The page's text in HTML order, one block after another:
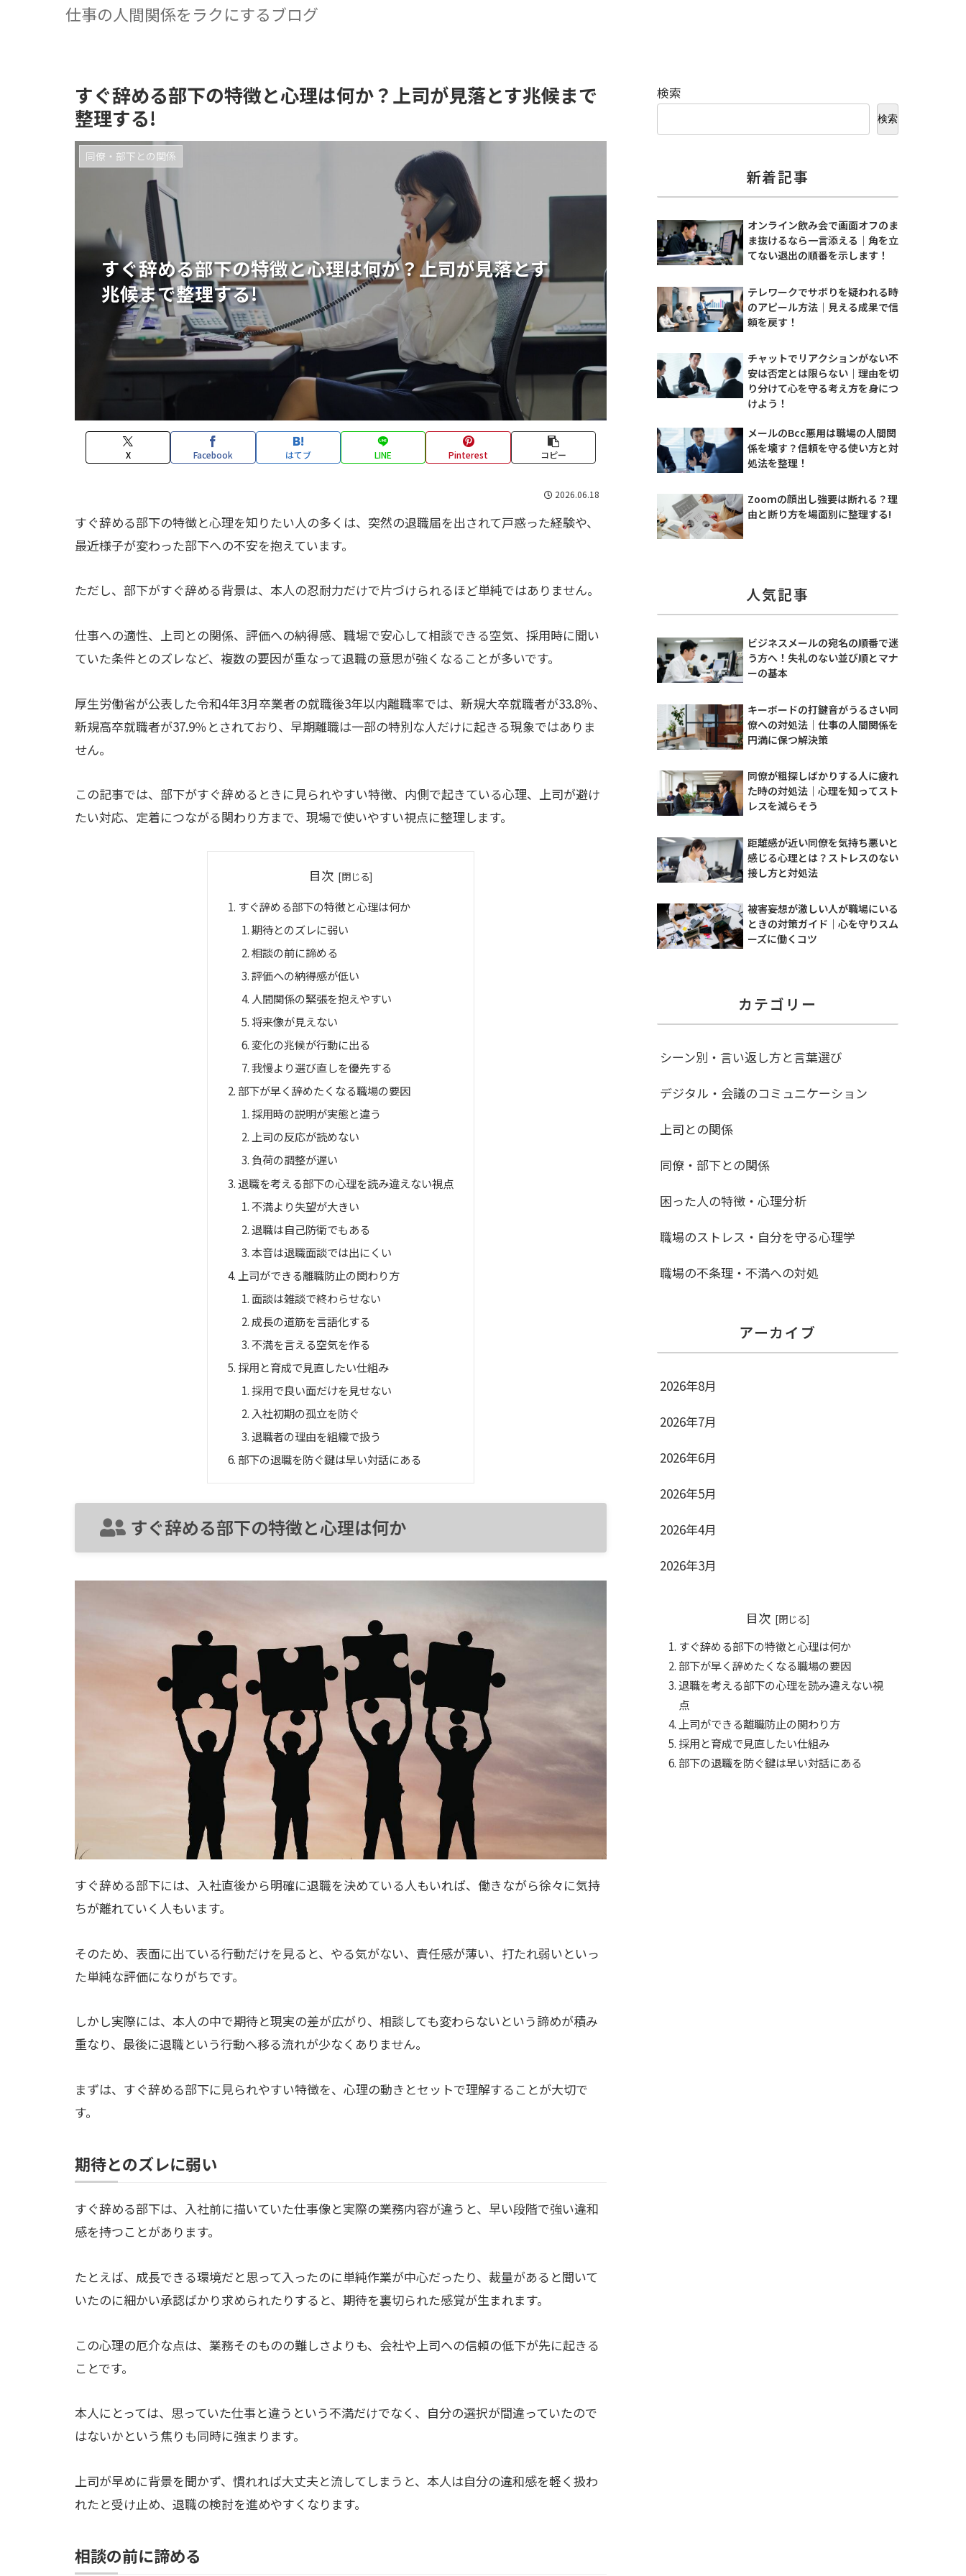
仕事の人間関係をラクにするブログ
すぐ辞める部下の特徴と心理は何か？上司が見落とす兆候まで
整理する!
すぐ辞める部下の特徴と心理は何か？上司が見落とす
兆候まで整理する!
同僚・部下との関係
X Facebook はてブ LINE Pinterest コピー
2026.06.18
すぐ辞める部下の特徴と心理を知りたい人の多くは、突然の退職届を出されて戸惑った経験や、
最近様子が変わった部下への不安を抱えています。
ただし、部下がすぐ辞める背景は、本人の忍耐力だけで片づけられるほど単純ではありません。
仕事への適性、上司との関係、評価への納得感、職場で安心して相談できる空気、採用時に聞い
ていた条件とのズレなど、複数の要因が重なって退職の意思が強くなることが多いです。
厚生労働省が公表した令和4年3月卒業者の就職後3年以内離職率では、新規大卒就職者が33.8％、
新規高卒就職者が37.9％とされており、早期離職は一部の特別な人だけに起きる現象ではありま
せん。
この記事では、部下がすぐ辞めるときに見られやすい特徴、内側で起きている心理、上司が避け
たい対応、定着につながる関わり方まで、現場で使いやすい視点に整理します。
目次
すぐ辞める部下の特徴と心理は何か
期待とのズレに弱い
相談の前に諦める
評価への納得感が低い
人間関係の緊張を抱えやすい
将来像が見えない
変化の兆候が行動に出る
我慢より選び直しを優先する
部下が早く辞めたくなる職場の要因
採用時の説明が実態と違う
上司の反応が読めない
負荷の調整が遅い
退職を考える部下の心理を読み違えない視点
不満より失望が大きい
退職は自己防衛でもある
本音は退職面談では出にくい
上司ができる離職防止の関わり方
面談は雑談で終わらせない
成長の道筋を言語化する
不満を言える空気を作る
採用と育成で見直したい仕組み
採用で良い面だけを見せない
入社初期の孤立を防ぐ
退職者の理由を組織で扱う
部下の退職を防ぐ鍵は早い対話にある
すぐ辞める部下の特徴と心理は何か
すぐ辞める部下には、入社直後から明確に退職を決めている人もいれば、働きながら徐々に気持
ちが離れていく人もいます。
そのため、表面に出ている行動だけを見ると、やる気がない、責任感が薄い、打たれ弱いといっ
た単純な評価になりがちです。
しかし実際には、本人の中で期待と現実の差が広がり、相談しても変わらないという諦めが積み
重なり、最後に退職という行動へ移る流れが少なくありません。
まずは、すぐ辞める部下に見られやすい特徴を、心理の動きとセットで理解することが大切で
す。
期待とのズレに弱い
すぐ辞める部下は、入社前に描いていた仕事像と実際の業務内容が違うと、早い段階で強い違和
感を持つことがあります。
たとえば、成長できる環境だと思って入ったのに単純作業が中心だったり、裁量があると聞いて
いたのに細かい承認ばかり求められたりすると、期待を裏切られた感覚が生まれます。
この心理の厄介な点は、業務そのものの難しさよりも、会社や上司への信頼の低下が先に起きる
ことです。
本人にとっては、思っていた仕事と違うという不満だけでなく、自分の選択が間違っていたので
はないかという焦りも同時に強まります。
上司が早めに背景を聞かず、慣れれば大丈夫と流してしまうと、本人は自分の違和感を軽く扱わ
れたと受け止め、退職の検討を進めやすくなります。
相談の前に諦める
検索
検索
新着記事
オンライン飲み会で画面オフのま
ま抜けるなら一言添える｜角を立
てない退出の順番を示します！
テレワークでサボりを疑われる時
のアピール方法｜見える成果で信
頼を戻す！
チャットでリアクションがない不
安は否定とは限らない｜理由を切
り分けて心を守る考え方を身につ
けよう！
メールのBcc悪用は職場の人間関
係を壊す？信頼を守る使い方と対
処法を整理！
Zoomの顔出し強要は断れる？理
由と断り方を場面別に整理する!
人気記事
ビジネスメールの宛名の順番で迷
う方へ！失礼のない並び順とマナ
ーの基本
キーボードの打鍵音がうるさい同
僚への対処法｜仕事の人間関係を
円満に保つ解決策
同僚が粗探しばかりする人に疲れ
た時の対処法｜心理を知ってスト
レスを減らそう
距離感が近い同僚を気持ち悪いと
感じる心理とは？ストレスのない
接し方と対処法
被害妄想が激しい人が職場にいる
ときの対策ガイド｜心を守りスム
ーズに働くコツ
カテゴリー
シーン別・言い返し方と言葉選び
デジタル・会議のコミュニケーション
上司との関係
同僚・部下との関係
困った人の特徴・心理分析
職場のストレス・自分を守る心理学
職場の不条理・不満への対処
アーカイブ
2026年8月
2026年7月
2026年6月
2026年5月
2026年4月
2026年3月
目次
すぐ辞める部下の特徴と心理は何か
部下が早く辞めたくなる職場の要因
退職を考える部下の心理を読み違えない視
点
上司ができる離職防止の関わり方
採用と育成で見直したい仕組み
部下の退職を防ぐ鍵は早い対話にある